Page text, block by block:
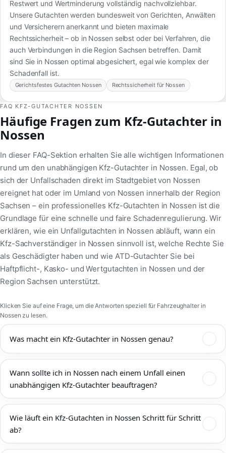
Restwert und Wertminderung vollständig nachvollziehbar.
Unsere Gutachten werden bundesweit von Gerichten, Anwälten
und Versicherern anerkannt und bieten maximale
Rechtssicherheit – ob in Nossen selbst oder bei Verfahren, die
auch Verbindungen in die Region Sachsen betreffen. Damit
sind Sie in Nossen optimal abgesichert, egal wie komplex der
Schadenfall ist.
Gerichtsfestes Gutachten Nossen Rechtssicherheit für Nossen
FAQ KFZ-GUTACHTER NOSSEN
Häufige Fragen zum Kfz-Gutachter in
Nossen
In dieser FAQ-Sektion erhalten Sie alle wichtigen Informationen
rund um den unabhängigen Kfz-Gutachter in Nossen. Egal, ob
sich der Unfallschaden direkt im Stadtgebiet von Nossen
ereignet hat oder im Umland von Nossen innerhalb der Region
Sachsen – ein professionelles Kfz-Gutachten in Nossen ist die
Grundlage für eine schnelle und faire Schadenregulierung. Wir
erklären, wie ein Unfallgutachten in Nossen abläuft, wann ein
Kfz-Sachverständiger in Nossen sinnvoll ist, welche Rechte Sie
als Geschädigter haben und wie ATD-Gutachter Sie bei
Haftpflicht-, Kasko- und Wertgutachten in Nossen und der
Region Sachsen unterstützt.
Klicken Sie auf eine Frage, um die Antworten speziell für Fahrzeughalter in
Nossen zu lesen.
Was macht ein Kfz-Gutachter in Nossen genau?
bewertet den technischen und wirtschaftlichen Zustand Ihres
Fahrzeugs und ermittelt Reparaturkosten,
Wiederbeschaffungswert, Restwert und mögliche
Versicherungen, Werkstätten, Rechtsanwälten und Gerichten
Schadenregulierung. ATD-Gutachter arbeitet unabhängig, ist
Wann sollte ich in Nossen nach einem Unfall einen
unabhängigen Kfz-Gutachter beauftragen?
dann beauftragen, wenn mehr als ein offensichtlicher
Bagatellschaden vorliegt oder die tatsächliche Schadenshöhe
unklar ist. Das gilt sowohl für Unfälle im Innenstadtbereich von
Wie läuft ein Kfz-Gutachten in Nossen Schritt für Schritt
ab?